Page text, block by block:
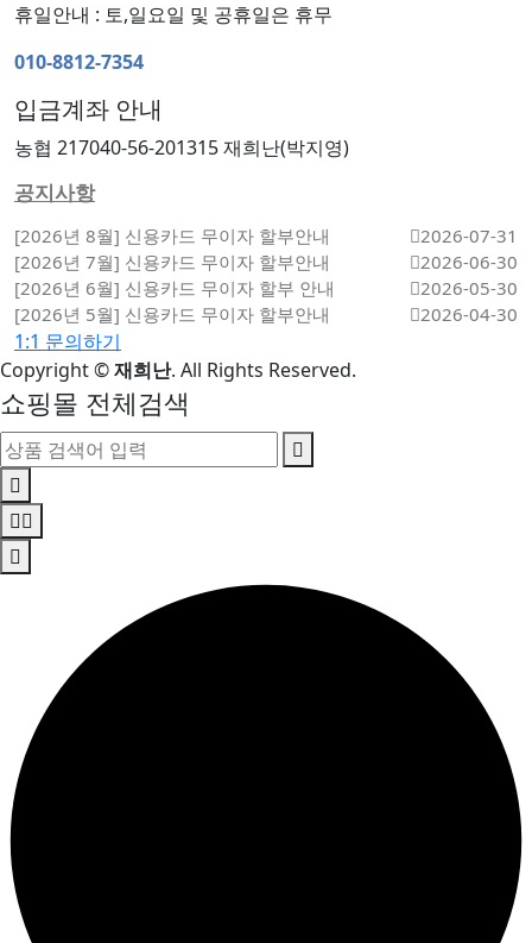
휴일안내 : 토,일요일 및 공휴일은 휴무
010-8812-7354
입금계좌 안내
농협 217040-56-201315 재희난(박지영)
공지사항
[2026년 8월] 신용카드 무이자 할부안내
2026-07-31
[2026년 7월] 신용카드 무이자 할부안내
2026-06-30
[2026년 6월] 신용카드 무이자 할부 안내
2026-05-30
[2026년 5월] 신용카드 무이자 할부안내
2026-04-30
1:1 문의하기
Copyright©재희난. All Rights Reserved.
쇼핑몰 전체검색